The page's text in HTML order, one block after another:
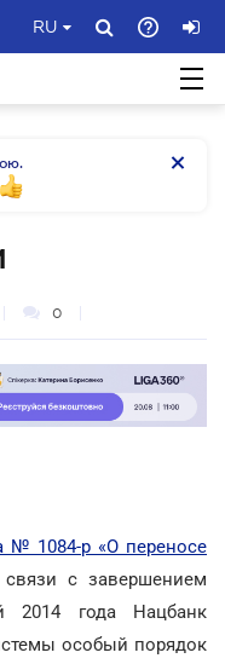
RU
0
№ 1084-р «О переносе
с завершением
2014 года Нацбанк
особый порядок